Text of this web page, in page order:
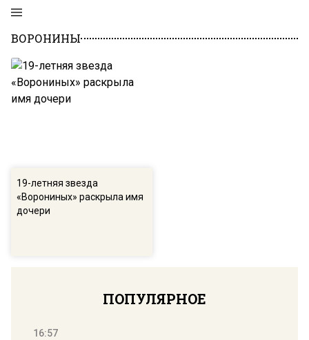
ВОРОНИНЫ
19-летняя звезда
«Ворониных» раскрыла имя
дочери
ПОПУЛЯРНОЕ
16:57